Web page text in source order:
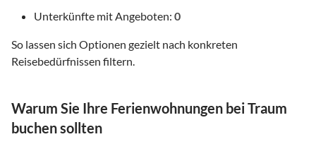
Unterkünfte mit Angeboten: 0
So lassen sich Optionen gezielt nach konkreten
Reisebedürfnissen filtern.
Warum Sie Ihre Ferienwohnungen bei Traum
buchen sollten